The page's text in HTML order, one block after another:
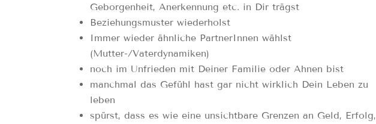
Geborgenheit, Anerkennung etc. in Dir trägst
Beziehungsmuster wiederholst
Immer wieder ähnliche PartnerInnen wählst
(Mutter-/Vaterdynamiken)
noch im Unfrieden mit Deiner Familie oder Ahnen bist
manchmal das Gefühl hast gar nicht wirklich Dein Leben zu
leben
spürst, dass es wie eine unsichtbare Grenzen an Geld, Erfolg,